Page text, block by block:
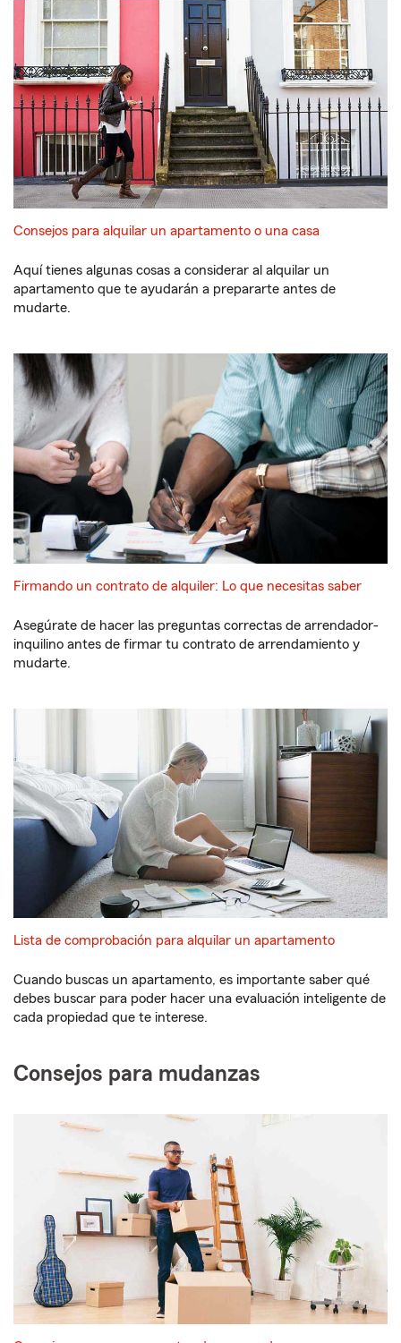
Consejos para alquilar un apartamento o una casa
Aquí tienes algunas cosas a considerar al alquilar un
apartamento que te ayudarán a prepararte antes de
mudarte.
Firmando un contrato de alquiler: Lo que necesitas saber
Asegúrate de hacer las preguntas correctas de arrendador-
inquilino antes de firmar tu contrato de arrendamiento y
mudarte.
Lista de comprobación para alquilar un apartamento
Cuando buscas un apartamento, es importante saber qué
debes buscar para poder hacer una evaluación inteligente de
cada propiedad que te interese.
Consejos para mudanzas